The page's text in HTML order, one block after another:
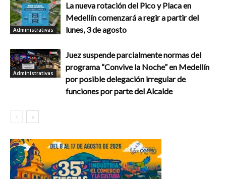
Administrativas
La nueva rotación del Pico y Placa en
Medellín comenzará a regir a partir del
lunes, 3 de agosto
Administrativas
Juez suspende parcialmente normas del
programa “Convive la Noche” en Medellín
por posible delegación irregular de
funciones por parte del Alcalde